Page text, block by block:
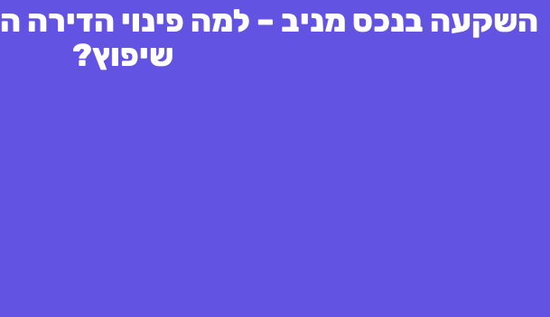
השקעה בנכס מניב – למה פינוי הדירה
שיפוץ?